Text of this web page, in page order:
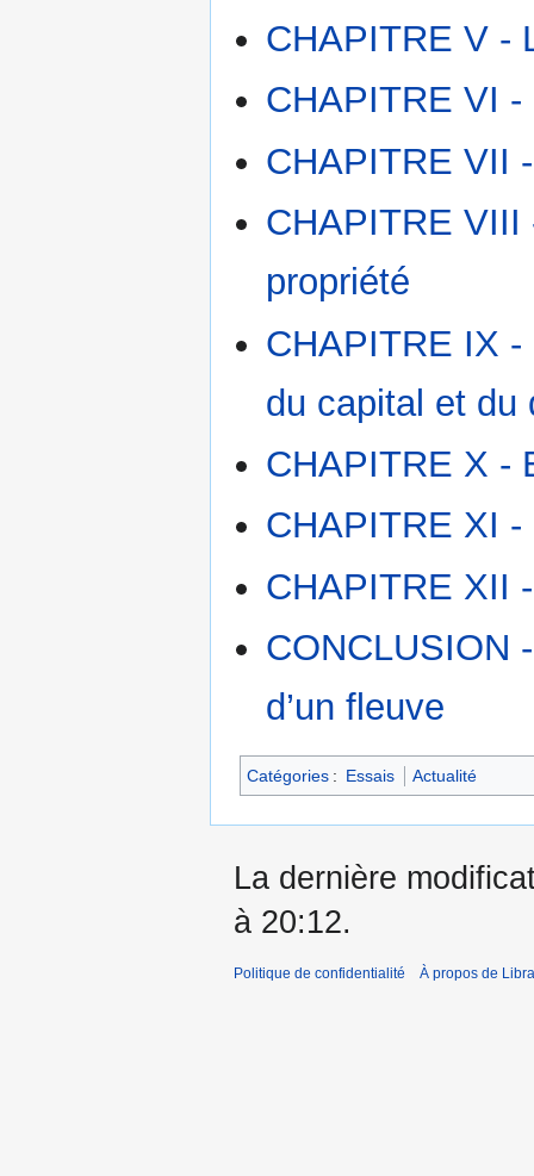
CHAPITRE V -
CHAPITRE VI
CHAPITRE VII
CHAPITRE
propriété
CHAPITRE IX
du capital et du
CHAPITRE X -
CHAPITRE XI
CHAPITRE XII
CONCLUSION
d’un fleuve
Catégories : Essais Actualité
La dernière
à 20:12.
Politique de confidentialité À propos de